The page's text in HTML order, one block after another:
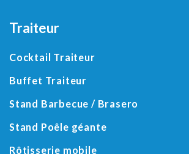
Traiteur
Cocktail Traiteur
Buffet Traiteur
Stand Barbecue / Brasero
Stand Poêle géante
Rôtisserie mobile